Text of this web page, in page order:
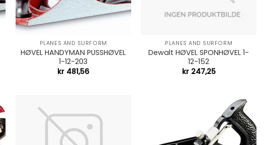
+
PLANES AND SURFORM
HØVEL HANDYMAN PUSSHØVEL
1-12-203
kr481,56
PLANES AND SURFORM
Dewalt HØVEL SPONHØVEL 1-
12-152
kr247,25